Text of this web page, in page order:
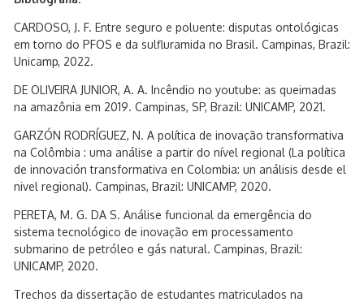
CARDOSO, J. F. Entre seguro e poluente: disputas ontológicas
em torno do PFOS e da sulfluramida no Brasil. Campinas, Brazil:
Unicamp, 2022.
DE OLIVEIRA JUNIOR, A. A. Incêndio no youtube: as queimadas
na amazônia em 2019. Campinas, SP, Brazil: UNICAMP, 2021.
GARZÓN RODRÍGUEZ, N. A política de inovação transformativa
na Colômbia : uma análise a partir do nível regional (La política
de innovación transformativa en Colombia: un análisis desde el
nivel regional). Campinas, Brazil: UNICAMP, 2020.
PERETA, M. G. DA S. Análise funcional da emergência do
sistema tecnológico de inovação em processamento
submarino de petróleo e gás natural. Campinas, Brazil:
UNICAMP, 2020.
Trechos da dissertação de estudantes matriculados na